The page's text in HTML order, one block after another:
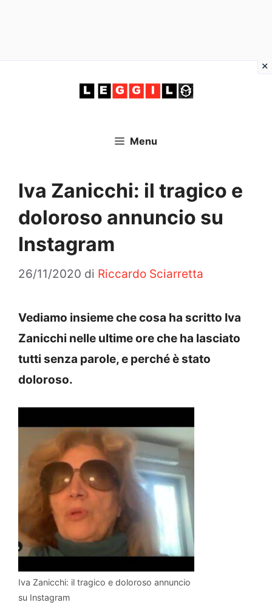
Menu
Iva Zanicchi: il tragico e
doloroso annuncio su
Instagram
26/11/2020 di Riccardo Sciarretta
Vediamo insieme che cosa ha scritto Iva
Zanicchi nelle ultime ore che ha lasciato
tutti senza parole, e perché è stato
doloroso.
Iva Zanicchi: il tragico e doloroso annuncio
su Instagram